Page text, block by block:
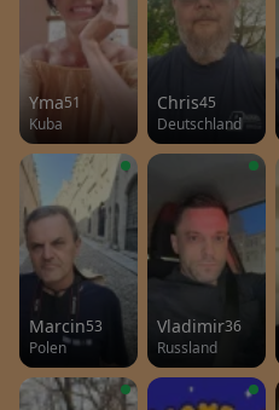
Yma51
Kuba
Chris45
Deutschland
Marcin53
Polen
Vladimir36
Russland